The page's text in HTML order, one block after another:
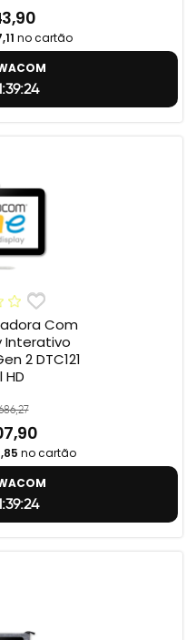
no cartão
Com
Interativo
2 DTC121
HD
no cartão